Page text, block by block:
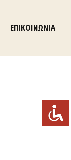
ΕΠΙΚΟΙΝΩΝΙΑ